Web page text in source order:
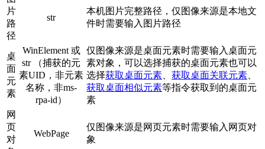
片
路
径
str
本机图片完整路径，仅图像来源是本地文
件时需要输入图片路径
桌
面
元
素
WinElement 或
str （捕获的元
素UID，非元素
名称，非ms-
rpa-id）
仅图像来源是桌面元素时需要输入桌面元
素对象，可以选择捕获的桌面元素也可以
选择获取桌面元素 获取桌面关联元素
获取桌面相似元素等指令获取到的桌面元
素
网
页
对
WebPage
仅图像来源是网页元素时需要输入网页对
象